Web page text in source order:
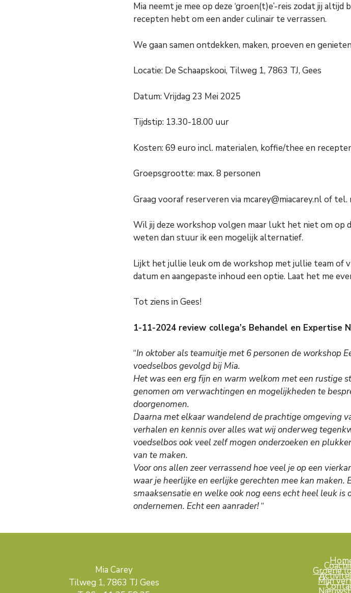
Mia neemt je mee op deze ‘groen(t)e’-reis zodat jij
recepten hebt om een ander culinair te verrassen.
We gaan samen ontdekken, maken, proeven en
Locatie: De Schaapskooi, Tilweg 1, 7863 TJ, Gees
Datum: Vrijdag 23 Mei 2025
Tijdstip: 13.30-18.00 uur
Kosten: 69 euro incl. materialen, koffie/thee en
Groepsgrootte: max. 8 personen
Graag vooraf reserveren via mcarey@miacarey.nl of
Wil jij deze workshop volgen maar lukt het niet om op
weten dan stuur ik een mogelijk alternatief.
Lijkt het jullie leuk om de workshop met jullie team of
datum en aangepaste inhoud een optie. Laat het me
Tot ziens in Gees!
1-11-2024 review collega’s Behandel en Expertise
“In oktober als teamuitje met 6 personen de workshop
voedselbos gevolgd bij Mia.
Het was een erg fijn en warm welkom met een rustige
genomen om verwachtingen en mogelijkheden te
doorgenomen.
Daarna met elkaar wandelend de prachtige omgeving
verhalen en kennis over alles wat wij onderweg
voedselbos ook veel zelf mogen onderzoeken en
van te maken.
Voor ons allen zeer verrassend hoe veel je op een
waar je heerlijke en eerlijke gerechten mee kan maken.
smaaksensatie en welke ook nog eens echt heel leuk
ondernemen. Echt een aanrader!“
Mia Carey
Tilweg 1, 7863 TJ Gees
Groene
Mijn